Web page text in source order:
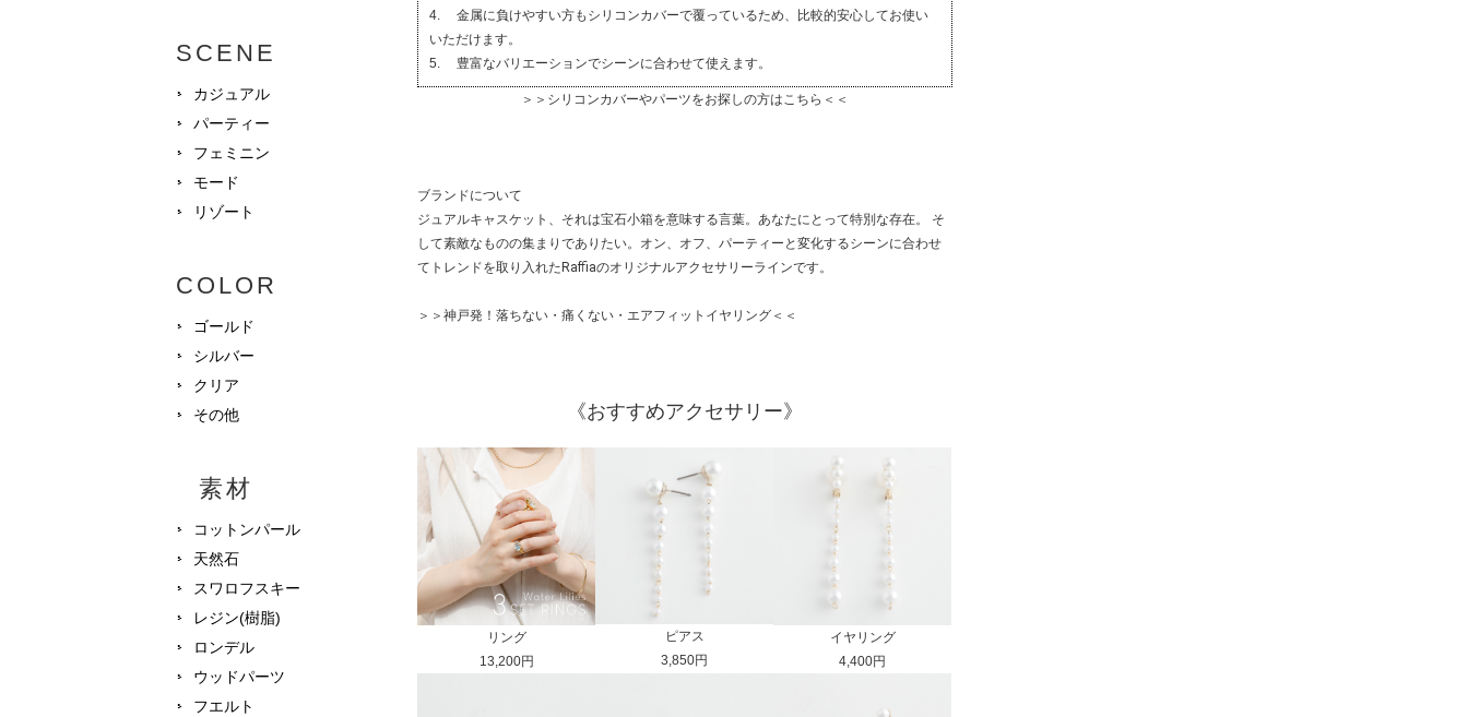
4. 金属に負けやすい方もシリコンカバーで覆っているため、比較的安心してお使い
いただけます。
5. 豊富なバリエーションでシーンに合わせて使えます。
＞＞シリコンカバーやパーツをお探しの方はこちら＜＜
ブランドについて
ジュアルキャスケット、それは宝石小箱を意味する言葉。あなたにとって特別な存在。 そ
して素敵なものの集まりでありたい。オン、オフ、パーティーと変化するシーンに合わせ
てトレンドを取り入れたRaffiaのオリジナルアクセサリーラインです。
＞＞神戸発！落ちない・痛くない・エアフィットイヤリング＜＜
《おすすめアクセサリー》
リング
13,200円
ピアス
3,850円
イヤリング
4,400円
SCENE
カジュアル
パーティー
フェミニン
モード
リゾート
COLOR
ゴールド
シルバー
クリア
その他
素材
コットンパール
天然石
スワロフスキー
レジン(樹脂)
ロンデル
ウッドパーツ
フエルト